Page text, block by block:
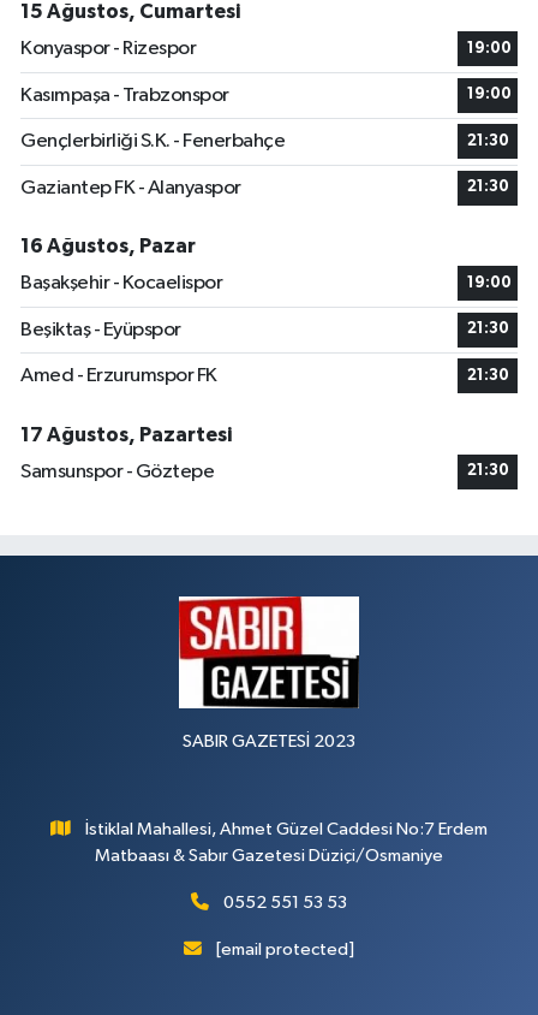
15 Ağustos, Cumartesi
Konyaspor - Rizespor
19:00
Kasımpaşa - Trabzonspor 19:00
Gençlerbirliği S.K. - Fenerbahçe 21:30
Gaziantep FK - Alanyaspor 21:30
16 Ağustos, Pazar
Başakşehir - Kocaelispor
19:00
Beşiktaş - Eyüpspor 21:30
Amed - Erzurumspor FK 21:30
17 Ağustos, Pazartesi
Samsunspor - Göztepe
21:30
SABIR GAZETESİ 2023
İstiklal Mahallesi, Ahmet Güzel Caddesi No:7 Erdem
Matbaası & Sabır Gazetesi Düziçi/Osmaniye
0552 551 53 53
[email protected]